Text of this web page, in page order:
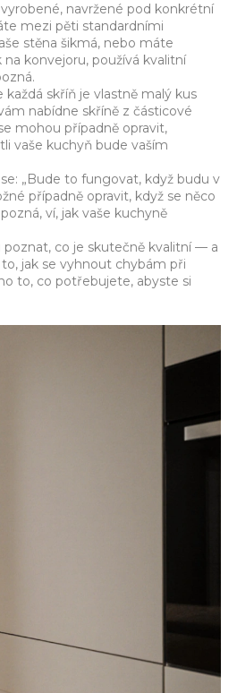
, navržené pod konkrétní
mezi pěti standardními
stěna šikmá, nebo máte
konvejoru, používá kvalitní
skříň je vlastně malý kus
nabídne skříně z částicové
mohou případně opravit,
vaše kuchyň bude vaším
„Bude to fungovat, když budu v
případně opravit, když se něco
ví, jak vaše kuchyně
co je skutečně kvalitní — a
jak se vyhnout chybám při
to, co potřebujete, abyste si